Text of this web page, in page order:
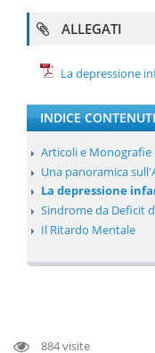
ALLEGATI
La depressione
INDICE CONTENUTI
Articoli e Monografie
Una panoramica
La depressione
Sindrome da Deficit
Il Ritardo Mentale
884 visite